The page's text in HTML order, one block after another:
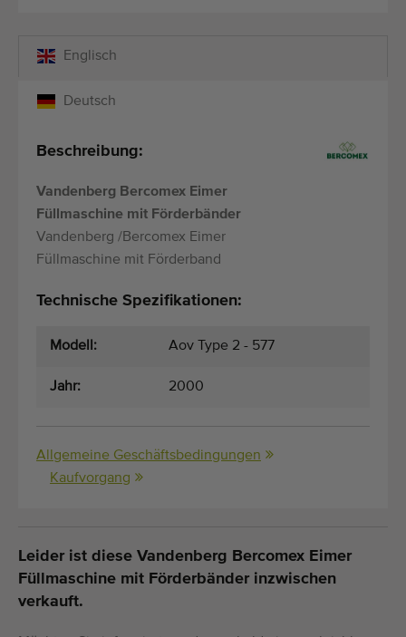
Deutsch
Englisch
Beschreibung:
Vandenberg Bercomex Eimer
Füllmaschine mit Förderbänder
Vandenberg /Bercomex Eimer
Füllmaschine mit Förderband
Technische Spezifikationen:
Modell: Aov Type 2 - 577
Jahr: 2000
Allgemeine Geschäftsbedingungen
Kaufvorgang
Leider ist diese Vandenberg Bercomex Eimer
Füllmaschine mit Förderbänder inzwischen
verkauft.